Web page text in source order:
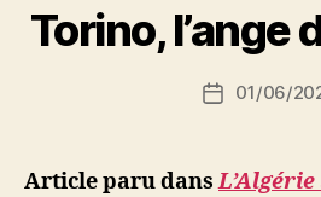
Torino, l’ange S
Date01/06/
Article paru dans